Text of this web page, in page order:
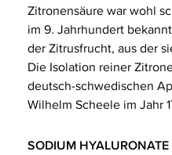
Zitronensäure war wohl
im 9. Jahrhundert
der Zitrusfrucht, aus der
Die Isolation reiner
deutsch-schwedischen
Wilhelm Scheele im Jahr
SODIUM HYALURONATE